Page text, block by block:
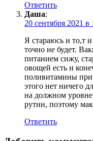
Ответить
Даша:
20 сентября 2021 в
Я стараюсь и то,т
точно не будет.
питанием сижу,
овощей есть и
поливитамины
этого нет ничего
на должном
рутин, поэтому
Ответить